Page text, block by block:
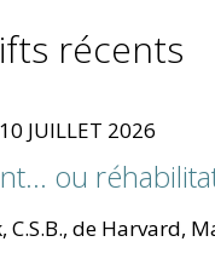
récents
JUILLET 2026
ou
C.S.B., de Harvard,